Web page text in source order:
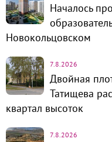
Началось
Новокольцовском
7.8.2026
Двойная
Татищева
квартал высоток
7.8.2026